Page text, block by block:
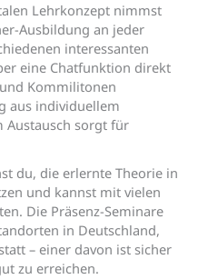
Lehrkonzept nimmst
Ausbildung an jeder
interessanten
eine Chatfunktion direkt
Kommilitonen
aus individuellem
Austausch sorgt für
du, die erlernte Theorie in
und kannst mit vielen
Die Präsenz-Seminare
in Deutschland,
– einer davon ist sicher
zu erreichen.